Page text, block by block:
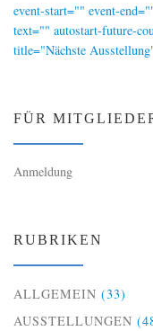
event-start="" event-
text="" autostart-future-
title="Nächste
FÜR
Anmeldung
RUBRIKEN
ALLGEMEIN (33)
AUSSTELLUNGEN